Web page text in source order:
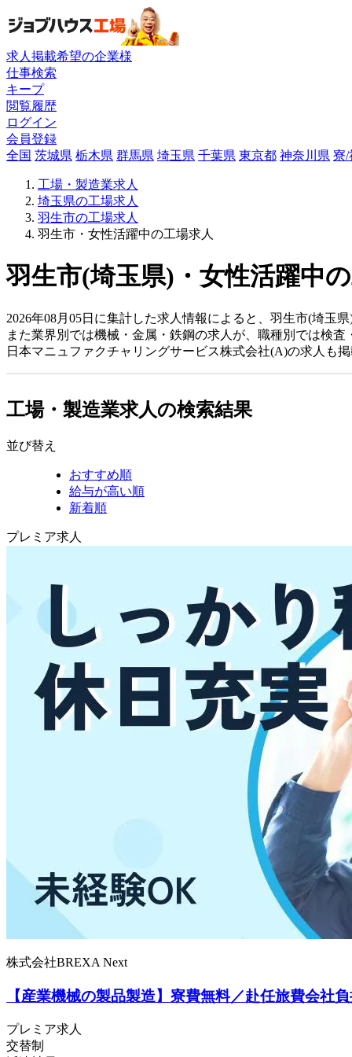
求人掲載希望の企業様
仕事検索
キープ
閲覧履歴
ログイン
会員登録
全国 茨城県 栃木県 群馬県 埼玉県 千葉県 東京都 神奈川県 寮/
工場・製造業求人
埼玉県の工場求人
羽生市の工場求人
羽生市・女性活躍中の工場求人
羽生市(埼玉県)・女性活躍中
2026年08月05日に集計した求人情報によると、羽生市(埼玉
また業界別では機械・金属・鉄鋼の求人が、職種別では検
日本マニュファクチャリングサービス株式会社(A)の求人も
工場・製造業求人の検索結果
並び替え
おすすめ順
給与が高い順
新着順
プレミア求人
株式会社BREXA Next
【産業機械の製品製造】寮費無料／赴任旅費会社
プレミア求人
交替制